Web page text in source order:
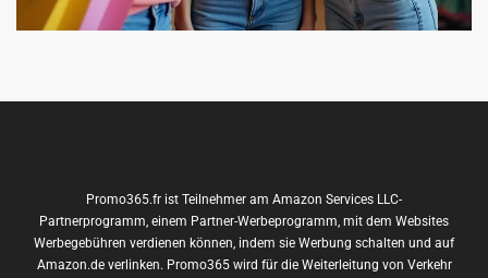
Promo365.fr ist Teilnehmer am Amazon Services LLC-
Partnerprogramm, einem Partner-Werbeprogramm, mit dem Websites
Werbegebühren verdienen können, indem sie Werbung schalten und auf
Amazon.de verlinken. Promo365 wird für die Weiterleitung von Verkehr